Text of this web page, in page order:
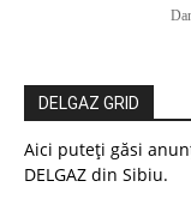
DELGAZ GRID
Aici puteți găsi
DELGAZ din Sibiu.